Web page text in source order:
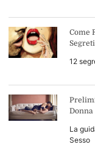
Come
Segreti
12
Donna
La
Sesso